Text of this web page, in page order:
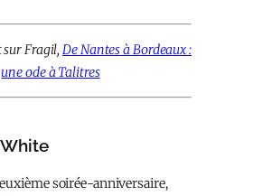
Fragil, De Nantes à Bordeaux :
une ode à Talitres
soirée-anniversaire,